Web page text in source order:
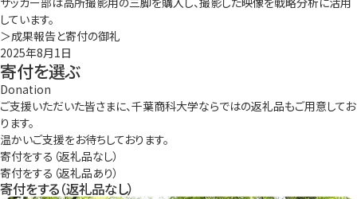
しています。
＞成果報告と寄付の御礼
2025年8月1日
寄付を選ぶ
Donation
ご支援いただいた皆さまに、千葉商科大学ならではの返礼品もご用意してお
ります。
温かいご支援をお待ちしております。
寄付をする （返礼品なし）
寄付をする （返礼品あり）
寄付をする（返礼品なし）